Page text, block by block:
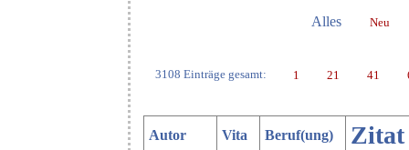
Alles Neu
3108 Einträge gesamt: 1 21 41
Autor Vita Beruf(ung) Zitat